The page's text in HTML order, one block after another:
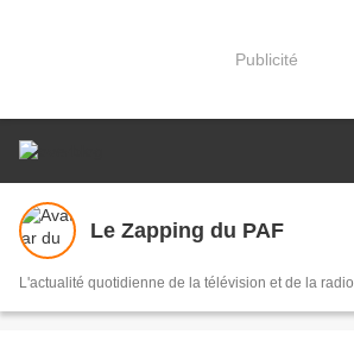
Publicité
Le Zapping du PAF
L'actualité quotidienne de la télévision et de la radio